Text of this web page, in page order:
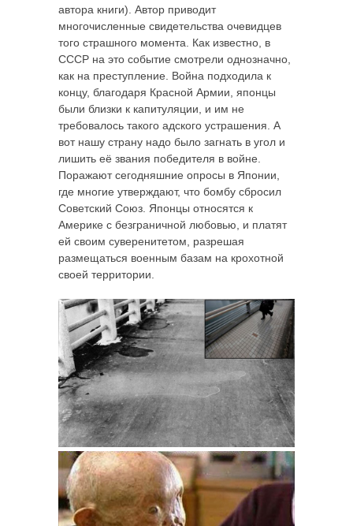
автора книги). Автор приводит
многочисленные свидетельства очевидцев
того страшного момента. Как известно, в
СССР на это событие смотрели однозначно,
как на преступление. Война подходила к
концу, благодаря Красной Армии, японцы
были близки к капитуляции, и им не
требовалось такого адского устрашения. А
вот нашу страну надо было загнать в угол и
лишить её звания победителя в войне.
Поражают сегодняшние опросы в Японии,
где многие утверждают, что бомбу сбросил
Советский Союз. Японцы относятся к
Америке с безграничной любовью, и платят
ей своим суверенитетом, разрешая
размещаться военным базам на крохотной
своей территории.